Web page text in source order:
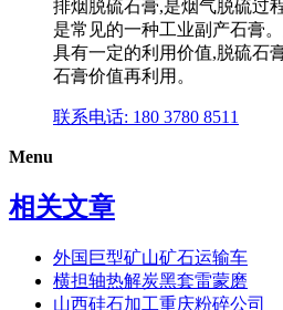
排烟脱硫石膏,是烟气脱硫过
是常见的一种工业副产石膏
具有一定的利用价值,脱硫石
石膏价值再利用。
联系电话: 180 3780 8511
Menu
相关文章
外国巨型矿山矿石运输车
横担轴热解炭黑套雷蒙磨
山西硅石加工重庆粉碎公司